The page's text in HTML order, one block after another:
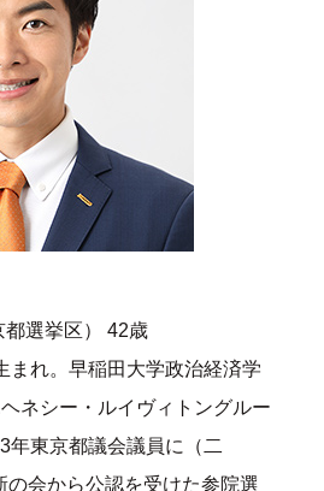
選挙区） 42歳
まれ。早稲田大学政治経済学
ネシー・ルイヴィトングルー
年東京都議会議員に（二
の会から公認を受けた参院選